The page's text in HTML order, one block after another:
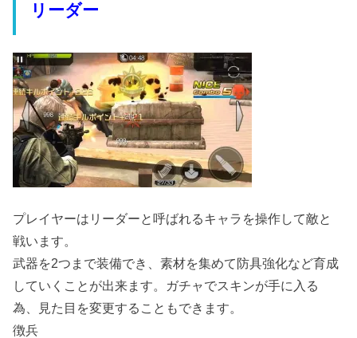
リーダー
プレイヤーはリーダーと呼ばれるキャラを操作して敵と
戦います。
武器を2つまで装備でき、素材を集めて防具強化など育成
していくことが出来ます。ガチャでスキンが手に入る
為、見た目を変更することもできます。
徴兵